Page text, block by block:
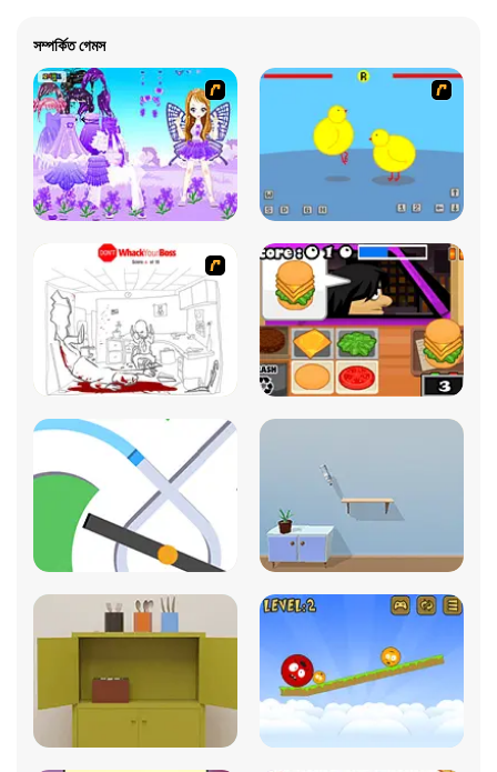
সম্পর্কিত গেমস